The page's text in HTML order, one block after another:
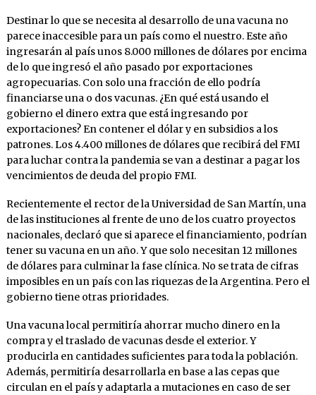
Destinar lo que se necesita al desarrollo de una vacuna no
parece inaccesible para un país como el nuestro. Este año
ingresarán al país unos 8.000 millones de dólares por encima
de lo que ingresó el año pasado por exportaciones
agropecuarias. Con solo una fracción de ello podría
financiarse una o dos vacunas. ¿En qué está usando el
gobierno el dinero extra que está ingresando por
exportaciones? En contener el dólar y en subsidios a los
patrones. Los 4.400 millones de dólares que recibirá del FMI
para luchar contra la pandemia se van a destinar a pagar los
vencimientos de deuda del propio FMI.
Recientemente el rector de la Universidad de San Martín, una
de las instituciones al frente de uno de los cuatro proyectos
nacionales, declaró que si aparece el financiamiento, podrían
tener su vacuna en un año. Y que solo necesitan 12 millones
de dólares para culminar la fase clínica. No se trata de cifras
imposibles en un país con las riquezas de la Argentina. Pero el
gobierno tiene otras prioridades.
Una vacuna local permitiría ahorrar mucho dinero en la
compra y el traslado de vacunas desde el exterior. Y
producirla en cantidades suficientes para toda la población.
Además, permitiría desarrollarla en base a las cepas que
circulan en el país y adaptarla a mutaciones en caso de ser